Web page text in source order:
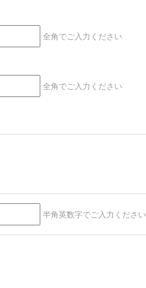
全角でご入力ください
全角でご入力ください
半角英数字でご入力ください